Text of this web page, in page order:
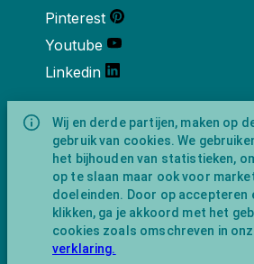
Wij en derde partijen, maken op
gebruik van cookies. We
het bijhouden van statistieken,
op te slaan maar ook voor
doeleinden. Door op accepteren
klikken, ga je akkoord met het
cookies zoals omschreven in
verklaring.
Pinterest
Youtube
Linkedin
Over ons
Schroef-it is een
NewFeather B.V. geregisteerd
nummer 91702593 met BTW-
identificatienummer
Postadres Amsterdamseweg
Uithoorn (geen bezoekadres).